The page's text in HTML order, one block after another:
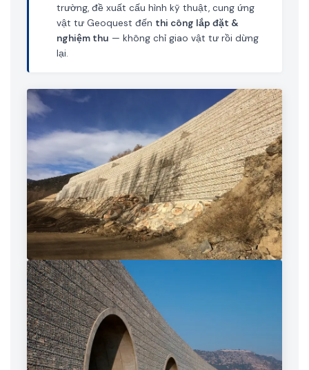
trường, đề xuất cấu hình kỹ thuật, cung ứng
vật tư Geoquest đến thi công lắp đặt &
nghiệm thu — không chỉ giao vật tư rồi dừng
lại.